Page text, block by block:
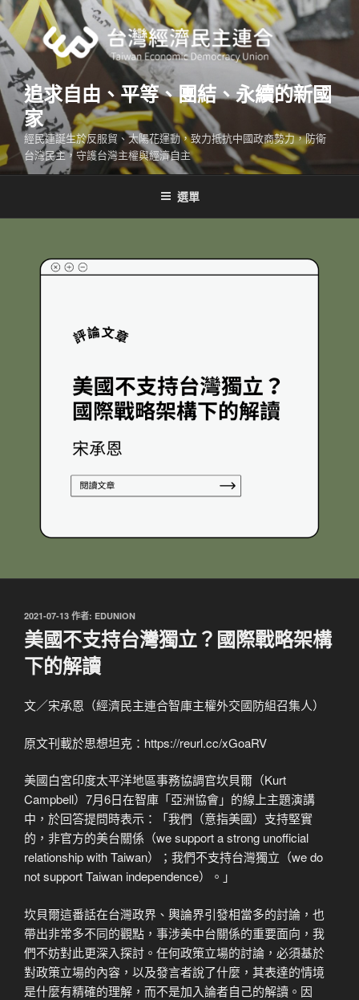
跳
至
主
內
容
追求自由、平等、團結、永續的新國
家
經民連誕生於反服貿、太陽花運動，致力抵抗中國政商勢力，防衛
台灣民主，守護台灣主權與經濟自主
選單
發
佈
於
2021-07-13 作者: EDUNION
美國不支持台灣獨立？國際戰略架構
下的解讀
文／宋承恩（經濟民主連合智庫主權外交國防組召集人）
原文刊載於思想坦克：https://reurl.cc/xGoaRV
美國白宮印度太平洋地區事務協調官坎貝爾（Kurt
Campbell）7月6日在智庫「亞洲協會」的線上主題演講
中，於回答提問時表示：「我們（意指美國）支持堅實
的，非官方的美台關係（we support a strong unofficial
relationship with Taiwan）；我們不支持台灣獨立（we do
not support Taiwan independence）。」
坎貝爾這番話在台灣政界、輿論界引發相當多的討論，也
帶出非常多不同的觀點，事涉美中台關係的重要面向，我
們不妨對此更深入探討。任何政策立場的討論，必須基於
對政策立場的內容，以及發言者說了什麼，其表達的情境
是什麼有精確的理解，而不是加入論者自己的解讀。因